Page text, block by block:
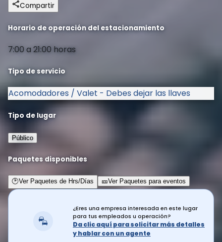
Compartir
Horario de operación del estacionamiento
7:00 a 21:00 horas
Tipo de servicio
Acomodadores / Valet - Debes dejar las llaves
Tipo de lugar
Público
Paquetes disponibles
🕑Ver Paquetes de Hrs/Días 🎫Ver Paquetes para eventos
¿Eres una empresa interesada en este lugar
para tus empleados u operación?
Da clic aquí para solicitar más detalles
y hablar con un agente